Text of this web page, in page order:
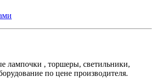
лампочки , торшеры, светильники,
по цене производителя.